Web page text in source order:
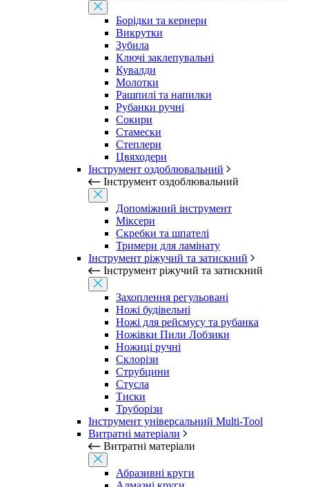
Борідки та кернери
Викрутки
Зубила
Ключі заклепувальні
Кувалди
Молотки
Рашпилі та напилки
Рубанки ручні
Сокири
Стамески
Степлери
Цвяходери
Інструмент оздоблювальний
Інструмент оздоблювальний
Допоміжний інструмент
Міксери
Скребки та шпателі
Тримери для ламінату
Інструмент ріжучий та затискний
Інструмент ріжучий та затискний
Захоплення регульовані
Ножі будівельні
Ножі для рейсмусу та рубанка
Ножівки Пили Лобзики
Ножиці ручні
Склорізи
Струбцини
Стусла
Тиски
Труборізи
Інструмент універсальний Multi-Tool
Витратні матеріали
Витратні матеріали
Абразивні круги